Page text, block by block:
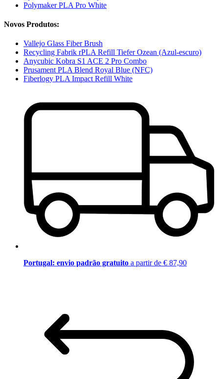
Polymaker PLA Pro White
Novos Produtos:
Vallejo Glass Fiber Brush
Recycling Fabrik rPLA Refill Tiefer Ozean (Azul-escuro)
Anycubic Kobra S1 ACE 2 Pro Combo
Prusament PLA Blend Royal Blue (NFC)
Fiberlogy PLA Impact Refill White
Portugal: envio padrão gratuito a partir de € 87,90